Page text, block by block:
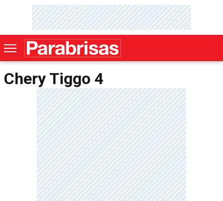
Chery Tiggo 4